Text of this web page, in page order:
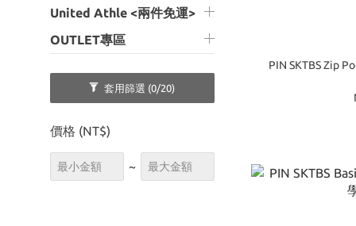
United Athle <兩件免運>
OUTLET專區
套用篩選 (0/20)
價格 (NT$)
~
PIN SKTBS Zip